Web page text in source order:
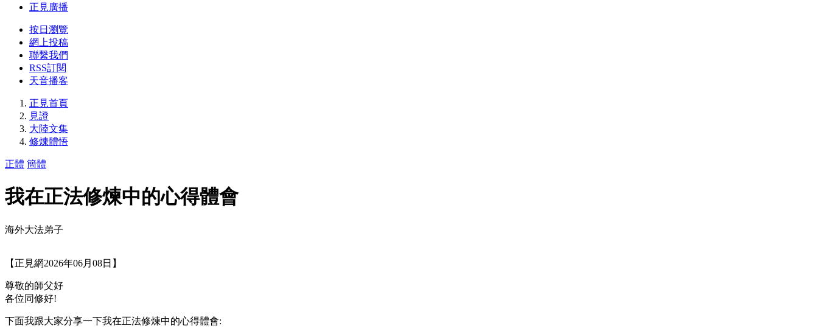
正見廣播
按日瀏覽
網上投稿
聯繫我們
RSS訂閱
天音播客
正見首頁
見證
大陸文集
修煉體悟
正體 簡體
我在正法修煉中的心得體會
海外大法弟子
【正見網2026年06月08日】
尊敬的師父好
各位同修好!
下面我跟大家分享一下我在正法修煉中的心得體會: